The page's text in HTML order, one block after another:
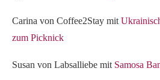
Carina von Coffee2Stay mit
zum Picknick
Susan von Labsalliebe mit Samosa